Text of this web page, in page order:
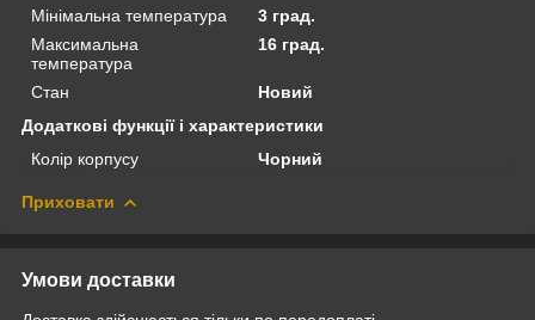
Мінімальна температура
3 град.
Максимальна
температура
16 град.
Стан
Новий
Додаткові функції і характеристики
Колір корпусу
Чорний
Приховати
Умови доставки